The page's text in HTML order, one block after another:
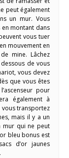
peut également
un mur. Vous
montant dans
vous tuer
mouvement en
mine. Lâchez
de vous
vous devez
que vous êtes
pour
également à
transportez
mais il y a un
mur qui ne peut
bleu bonus est
d’or jaunes